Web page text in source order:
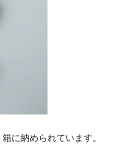
に納められています。